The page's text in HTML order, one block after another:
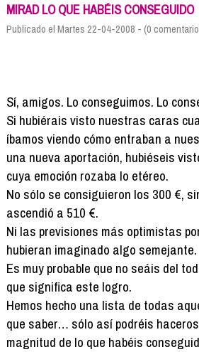
Info viajeros
MIRAD LO QUE HABÉIS CONSEGUIDO
Publicado el Martes 22-04-2008 - (0
Sí, amigos. Lo conseguimos. Lo
Si hubiérais visto nuestras caras
íbamos viendo cómo entraban a
una nueva aportación, hubiéseis
cuya emoción rozaba lo etéreo.
No sólo se consiguieron los 300 €,
ascendió a 510 €.
Ni las previsiones más optimistas
hubieran imaginado algo semejante.
Es muy probable que no seáis del
que significa este logro.
Hemos hecho una lista de todas
que saber… sólo así podréis
magnitud de lo que habéis